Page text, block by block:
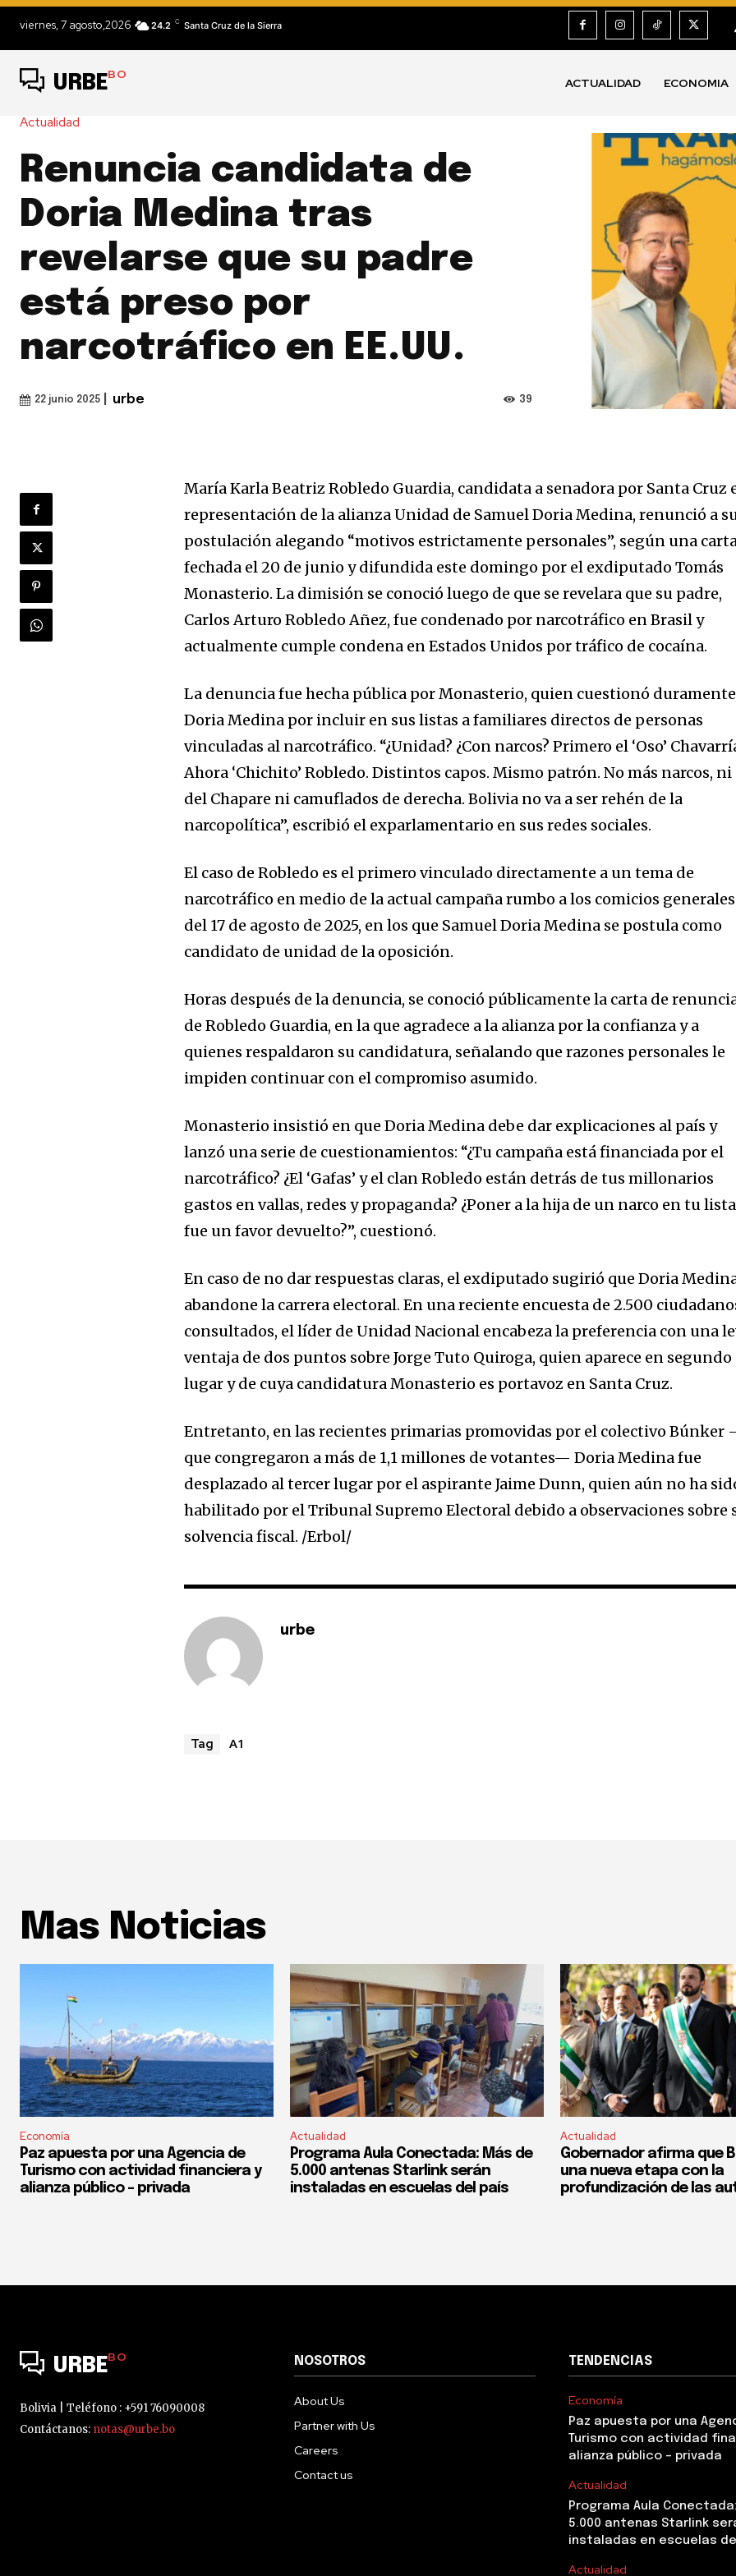
Join our community of
SUBSCRIBERS and be part
To subscribe, simply enter your email address on our website or click
the subscribe button below. Don't worry, we respect your privacy and
won't spam your inbox. Your information is safe with us.
I've read and
viernes, 7 agosto,2026 24.2 C Santa Cruz de la Sierra
URBEBO
ACTUALIDAD ECONOMIA
Actualidad
Renuncia candidata de
Doria Medina tras
revelarse que su padre
está preso por
narcotráfico en EE.UU.
22 junio 2025 urbe 39
María Karla Beatriz Robledo Guardia, candidata a senadora por Santa Cruz
representación de la alianza Unidad de Samuel Doria Medina, renunció a
postulación alegando “motivos estrictamente personales”, según una
fechada el 20 de junio y difundida este domingo por el exdiputado Tomás
Monasterio. La dimisión se conoció luego de que se revelara que su padre,
Carlos Arturo Robledo Añez, fue condenado por narcotráfico en Brasil y
actualmente cumple condena en Estados Unidos por tráfico de cocaína.
La denuncia fue hecha pública por Monasterio, quien cuestionó
Doria Medina por incluir en sus listas a familiares directos de personas
vinculadas al narcotráfico. “¿Unidad? ¿Con narcos? Primero el ‘Oso’
Ahora ‘Chichito’ Robledo. Distintos capos. Mismo patrón. No más narcos, ni
del Chapare ni camuflados de derecha. Bolivia no va a ser rehén de la
narcopolítica”, escribió el exparlamentario en sus redes sociales.
El caso de Robledo es el primero vinculado directamente a un tema de
narcotráfico en medio de la actual campaña rumbo a los comicios generales
del 17 de agosto de 2025, en los que Samuel Doria Medina se postula como
candidato de unidad de la oposición.
Horas después de la denuncia, se conoció públicamente la carta de
de Robledo Guardia, en la que agradece a la alianza por la confianza y a
quienes respaldaron su candidatura, señalando que razones personales le
impiden continuar con el compromiso asumido.
Monasterio insistió en que Doria Medina debe dar explicaciones al país y
lanzó una serie de cuestionamientos: “¿Tu campaña está financiada por el
narcotráfico? ¿El ‘Gafas’ y el clan Robledo están detrás de tus millonarios
gastos en vallas, redes y propaganda? ¿Poner a la hija de un narco en tu lista
fue un favor devuelto?”, cuestionó.
En caso de no dar respuestas claras, el exdiputado sugirió que Doria
abandone la carrera electoral. En una reciente encuesta de 2.500
consultados, el líder de Unidad Nacional encabeza la preferencia con una
ventaja de dos puntos sobre Jorge Tuto Quiroga, quien aparece en segundo
lugar y de cuya candidatura Monasterio es portavoz en Santa Cruz.
Entretanto, en las recientes primarias promovidas por el colectivo Búnker
que congregaron a más de 1,1 millones de votantes— Doria Medina fue
desplazado al tercer lugar por el aspirante Jaime Dunn, quien aún no ha
habilitado por el Tribunal Supremo Electoral debido a observaciones sobre
solvencia fiscal. /Erbol/
urbe
Tag A1
Mas Noticias
Economía
Paz apuesta por una Agencia de
Turismo con actividad financiera y
alianza público – privada
Actualidad
Programa Aula Conectada: Más de
5.000 antenas Starlink serán
instaladas en escuelas del país
Actualidad
Gobernador afirma que
una nueva etapa con la
profundización de las
URBEBO
Bolivia | Teléfono : +591 76090008
Contáctanos: notas@urbe.bo
NOSOTROS
About Us
Partner with Us
Careers
Contact us
TENDENCIAS
Economía
Paz apuesta por una
Turismo con actividad
alianza público – privada
Actualidad
Programa Aula
5.000 antenas Starlink
instaladas en escuelas
Actualidad